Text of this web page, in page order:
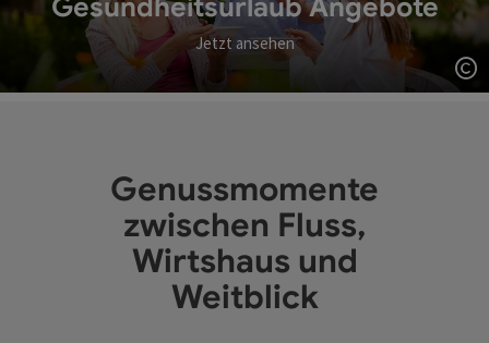
Gesundheitsurlaub Angebote
Jetzt ansehen
Genussmomente
zwischen Fluss,
Wirtshaus und
Weitblick